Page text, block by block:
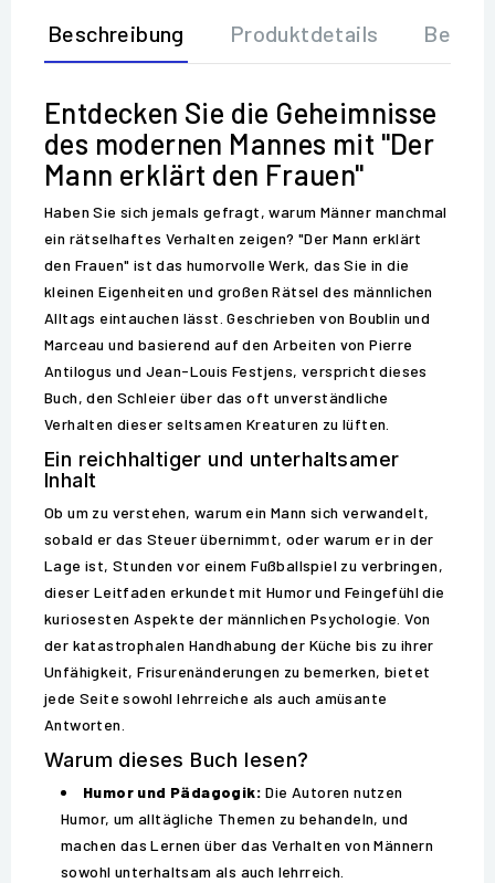
Beschreibung Produktdetails
Entdecken Sie die Geheimnisse
des modernen Mannes mit "Der
Mann erklärt den Frauen"
Haben Sie sich jemals gefragt, warum Männer manchmal
ein rätselhaftes Verhalten zeigen? "Der Mann erklärt
den Frauen" ist das humorvolle Werk, das Sie in die
kleinen Eigenheiten und großen Rätsel des männlichen
Alltags eintauchen lässt. Geschrieben von Boublin und
Marceau und basierend auf den Arbeiten von Pierre
Antilogus und Jean-Louis Festjens, verspricht dieses
Buch, den Schleier über das oft unverständliche
Verhalten dieser seltsamen Kreaturen zu lüften.
Ein reichhaltiger und unterhaltsamer
Inhalt
Ob um zu verstehen, warum ein Mann sich verwandelt,
sobald er das Steuer übernimmt, oder warum er in der
Lage ist, Stunden vor einem Fußballspiel zu verbringen,
dieser Leitfaden erkundet mit Humor und Feingefühl die
kuriosesten Aspekte der männlichen Psychologie. Von
der katastrophalen Handhabung der Küche bis zu ihrer
Unfähigkeit, Frisurenänderungen zu bemerken, bietet
jede Seite sowohl lehrreiche als auch amüsante
Antworten.
Warum dieses Buch lesen?
Humor und Pädagogik: Die Autoren nutzen
Humor, um alltägliche Themen zu behandeln, und
machen das Lernen über das Verhalten von Männern
sowohl unterhaltsam als auch lehrreich.